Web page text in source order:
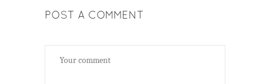
POST A COMMENT